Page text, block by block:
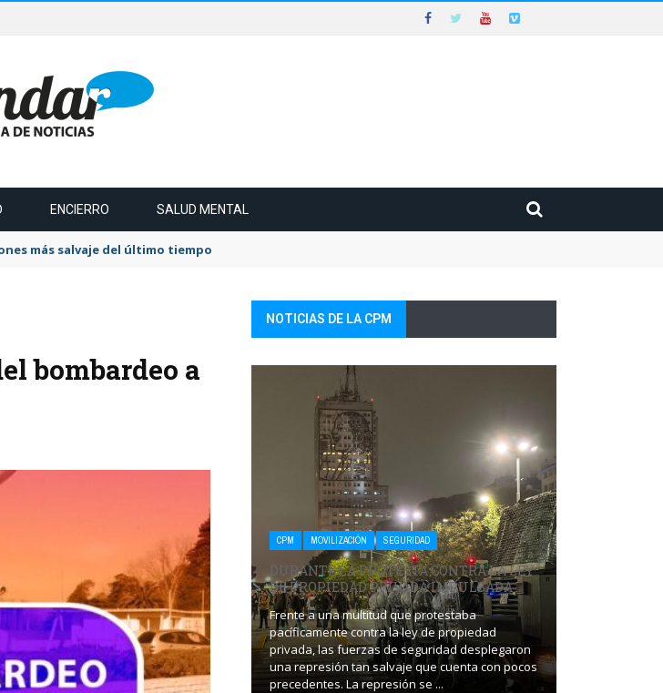
ENCIERRO SALUD MENTAL
más salvaje del último tiempo
bombardeo a
NOTICIAS DE LA CPM
Y DEMOCRACIA: SE
LA CONFERENCIA
...
28 de julio y el 1 de agosto de 2026 en la
Torcuato Di Tella se desarrolla el
Anual de la Memory Studies
que ...
CPM MOVILIZACIÓN SEGURIDAD
DURANTE LA PROTESTA CONTRA LA LEY
DE PROPIEDAD PRIVADA IMPULSADA ...
Frente a una multitud que protestaba
pacíficamente contra la ley de propiedad
privada, las fuerzas de seguridad desplegaron
una represión tan salvaje que cuenta con pocos
precedentes. La represión se ...